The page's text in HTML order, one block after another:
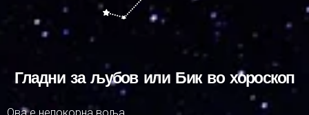
Гладни за љубов или Бик во хороскоп